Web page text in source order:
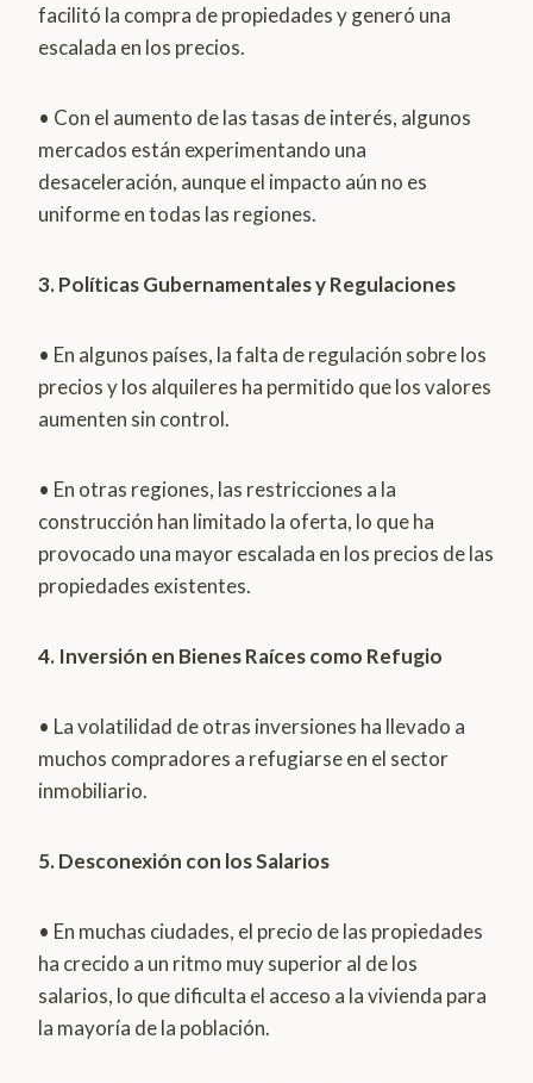
facilitó la compra de propiedades y generó una
escalada en los precios.
• Con el aumento de las tasas de interés, algunos
mercados están experimentando una
desaceleración, aunque el impacto aún no es
uniforme en todas las regiones.
3. Políticas Gubernamentales y Regulaciones
• En algunos países, la falta de regulación sobre los
precios y los alquileres ha permitido que los valores
aumenten sin control.
• En otras regiones, las restricciones a la
construcción han limitado la oferta, lo que ha
provocado una mayor escalada en los precios de las
propiedades existentes.
4. Inversión en Bienes Raíces como Refugio
• La volatilidad de otras inversiones ha llevado a
muchos compradores a refugiarse en el sector
inmobiliario.
5. Desconexión con los Salarios
• En muchas ciudades, el precio de las propiedades
ha crecido a un ritmo muy superior al de los
salarios, lo que dificulta el acceso a la vivienda para
la mayoría de la población.